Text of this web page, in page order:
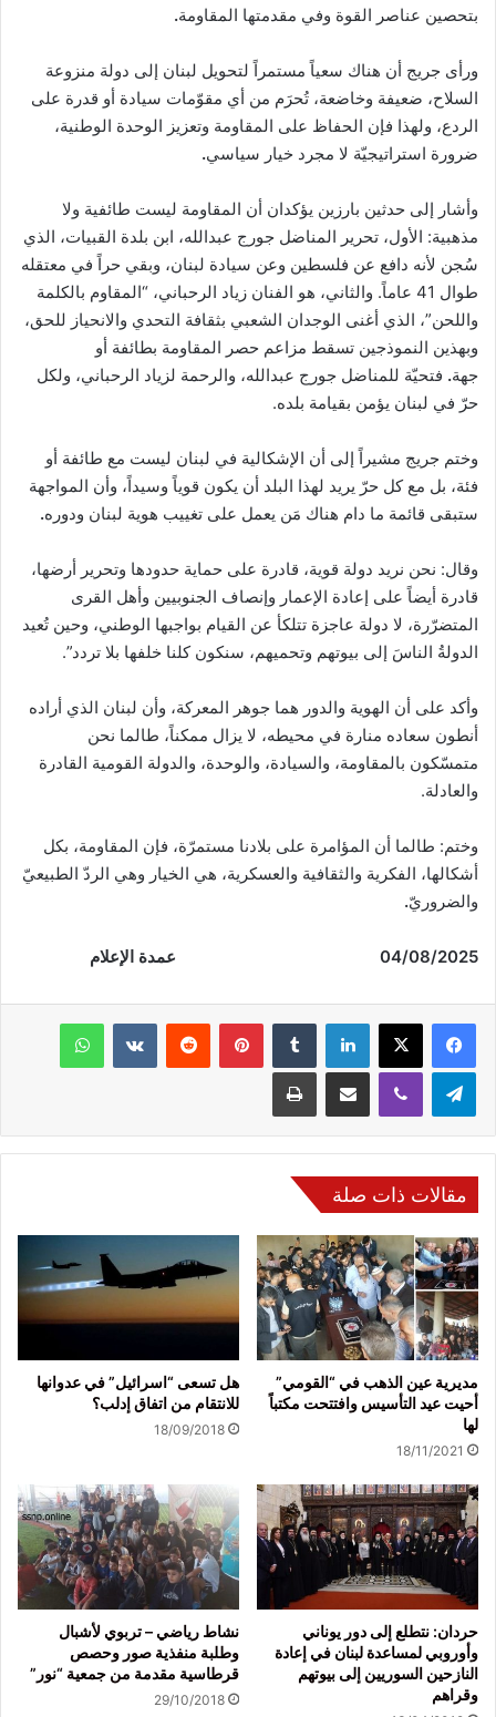
بتحصين عناصر القوة وفي مقدمتها المقاومة.
ورأى جريج أن هناك سعياً مستمراً لتحويل لبنان إلى دولة منزوعة
السلاح، ضعيفة وخاضعة، تُحرَم من أي مقوّمات سيادة أو قدرة على
الردع، ولهذا فإن الحفاظ على المقاومة وتعزيز الوحدة الوطنية،
ضرورة استراتيجيّة لا مجرد خيار سياسي.
وأشار إلى حدثين بارزين يؤكدان أن المقاومة ليست طائفية ولا
مذهبية: الأول، تحرير المناضل جورج عبدالله، ابن بلدة القبيات، الذي
سُجن لأنه دافع عن فلسطين وعن سيادة لبنان، وبقي حراً في معتقله
طوال 41 عاماً. والثاني، هو الفنان زياد الرحباني، “المقاوم بالكلمة
واللحن”، الذي أغنى الوجدان الشعبي بثقافة التحدي والانحياز للحق،
وبهذين النموذجين تسقط مزاعم حصر المقاومة بطائفة أو
جهة. فتحيّة للمناضل جورج عبدالله، والرحمة لزياد الرحباني، ولكل
حرّ في لبنان يؤمن بقيامة بلده.
وختم جريج مشيراً إلى أن الإشكالية في لبنان ليست مع طائفة أو
فئة، بل مع كل حرّ يريد لهذا البلد أن يكون قوياً وسيداً، وأن المواجهة
ستبقى قائمة ما دام هناك مَن يعمل على تغييب هوية لبنان ودوره.
وقال: نحن نريد دولة قوية، قادرة على حماية حدودها وتحرير أرضها،
قادرة أيضاً على إعادة الإعمار وإنصاف الجنوبيين وأهل القرى
المتضرّرة، لا دولة عاجزة تتلكأ عن القيام بواجبها الوطني، وحين تُعيد
الدولةُ الناسَ إلى بيوتهم وتحميهم، سنكون كلنا خلفها بلا تردد”.
وأكد على أن الهوية والدور هما جوهر المعركة، وأن لبنان الذي أراده
أنطون سعاده منارة في محيطه، لا يزال ممكناً، طالما نحن
متمسّكون بالمقاومة، والسيادة، والوحدة، والدولة القومية القادرة
والعادلة.
وختم: طالما أن المؤامرة على بلادنا مستمرّة، فإن المقاومة، بكل
أشكالها، الفكرية والثقافية والعسكرية، هي الخيار وهي الردّ الطبيعيّ
والضروريّ.
04/08/2025 عمدة الإعلام
فيسبوك لينكدإن بينتيريست
مقالات ذات صلة
مديرية عين الذهب في “القومي”
أحيت عيد التأسيس وافتتحت مكتباً
لها
18/11/2021
هل تسعى “اسرائيل” في عدوانها
للانتقام من اتفاق إدلب؟
18/09/2018
حردان: نتطلع إلى دور يوناني
وأوروبي لمساعدة لبنان في إعادة
النازحين السوريين إلى بيوتهم
وقراهم
نشاط رياضي – تربوي لأشبال
وطلبة منفذية صور وحصص
قرطاسية مقدمة من جمعية “نور”
29/10/2018